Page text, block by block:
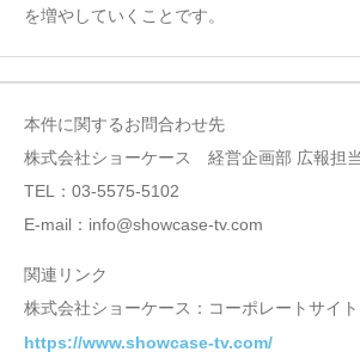
を増やしていくことです。
本件に関するお問合わせ先
株式会社ショーケース 経営企画部 広報担
TEL：03-5575-5102
E-mail：info@showcase-tv.com
関連リンク
株式会社ショーケース：コーポレートサイト
https://www.showcase-tv.com/